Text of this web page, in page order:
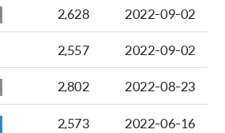
2,628
2022-09-02
2,557
2022-09-02
2,802
2022-08-23
2,573
2022-06-16